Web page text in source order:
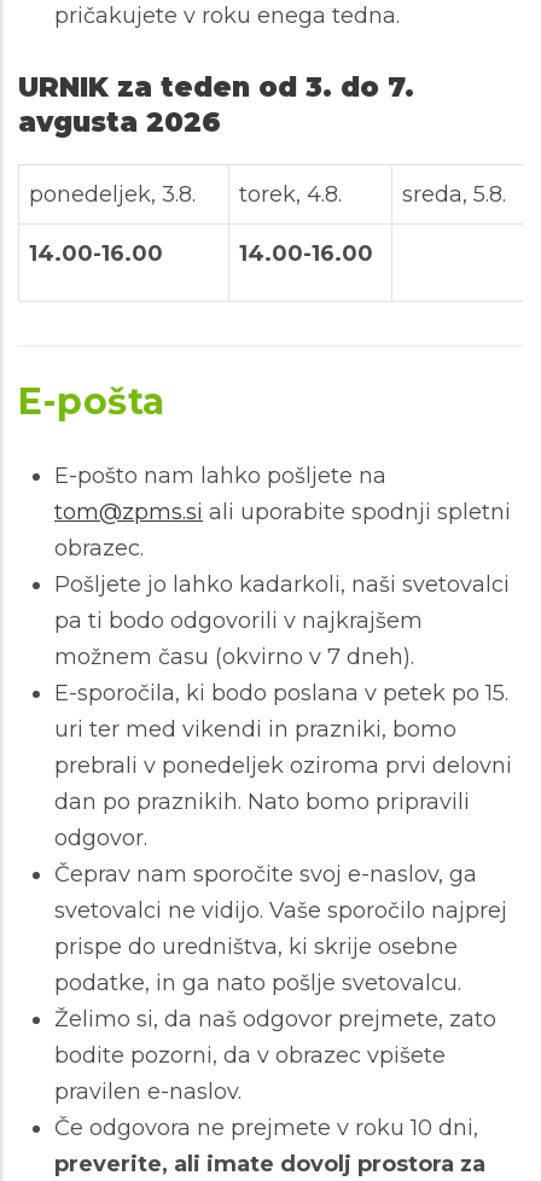
pričakujete v roku enega tedna.
URNIK za teden od 3. do 7.
avgusta 2026
ponedeljek, 3.8. torek, 4.8. sreda, 5.8.
14.00-16.00 14.00-16.00
E-pošta
E-pošto nam lahko pošljete na
tom@zpms.si ali uporabite spodnji spletni
obrazec.
Pošljete jo lahko kadarkoli, naši svetovalci
pa ti bodo odgovorili v najkrajšem
možnem času (okvirno v 7 dneh).
E-sporočila, ki bodo poslana v petek po 15.
uri ter med vikendi in prazniki, bomo
prebrali v ponedeljek oziroma prvi delovni
dan po praznikih. Nato bomo pripravili
odgovor.
Čeprav nam sporočite svoj e-naslov, ga
svetovalci ne vidijo. Vaše sporočilo najprej
prispe do uredništva, ki skrije osebne
podatke, in ga nato pošlje svetovalcu.
Želimo si, da naš odgovor prejmete, zato
bodite pozorni, da v obrazec vpišete
pravilen e-naslov.
Če odgovora ne prejmete v roku 10 dni,
preverite, ali imate dovolj prostora za